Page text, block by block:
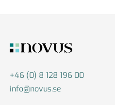
+46 (0) 8 128 196 00
info@novus.se